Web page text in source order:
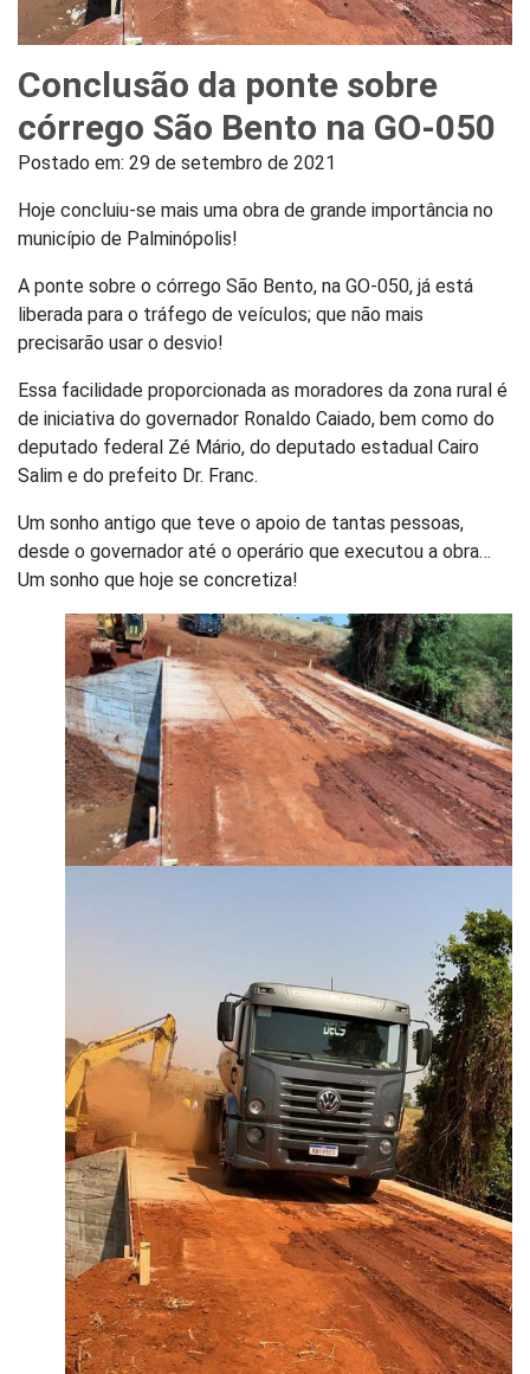
Conclusão da ponte sobre
córrego São Bento na GO-050
Postado em: 29 de setembro de 2021
Hoje concluiu-se mais uma obra de grande importância no
município de Palminópolis!
A ponte sobre o córrego São Bento, na GO-050, já está
liberada para o tráfego de veículos; que não mais
precisarão usar o desvio!
Essa facilidade proporcionada as moradores da zona rural é
de iniciativa do governador Ronaldo Caiado, bem como do
deputado federal Zé Mário, do deputado estadual Cairo
Salim e do prefeito Dr. Franc.
Um sonho antigo que teve o apoio de tantas pessoas,
desde o governador até o operário que executou a obra…
Um sonho que hoje se concretiza!